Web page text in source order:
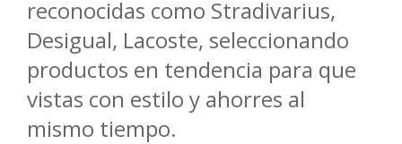
reconocidas como Stradivarius,
Desigual, Lacoste, seleccionando
productos en tendencia para que
vistas con estilo y ahorres al
mismo tiempo.